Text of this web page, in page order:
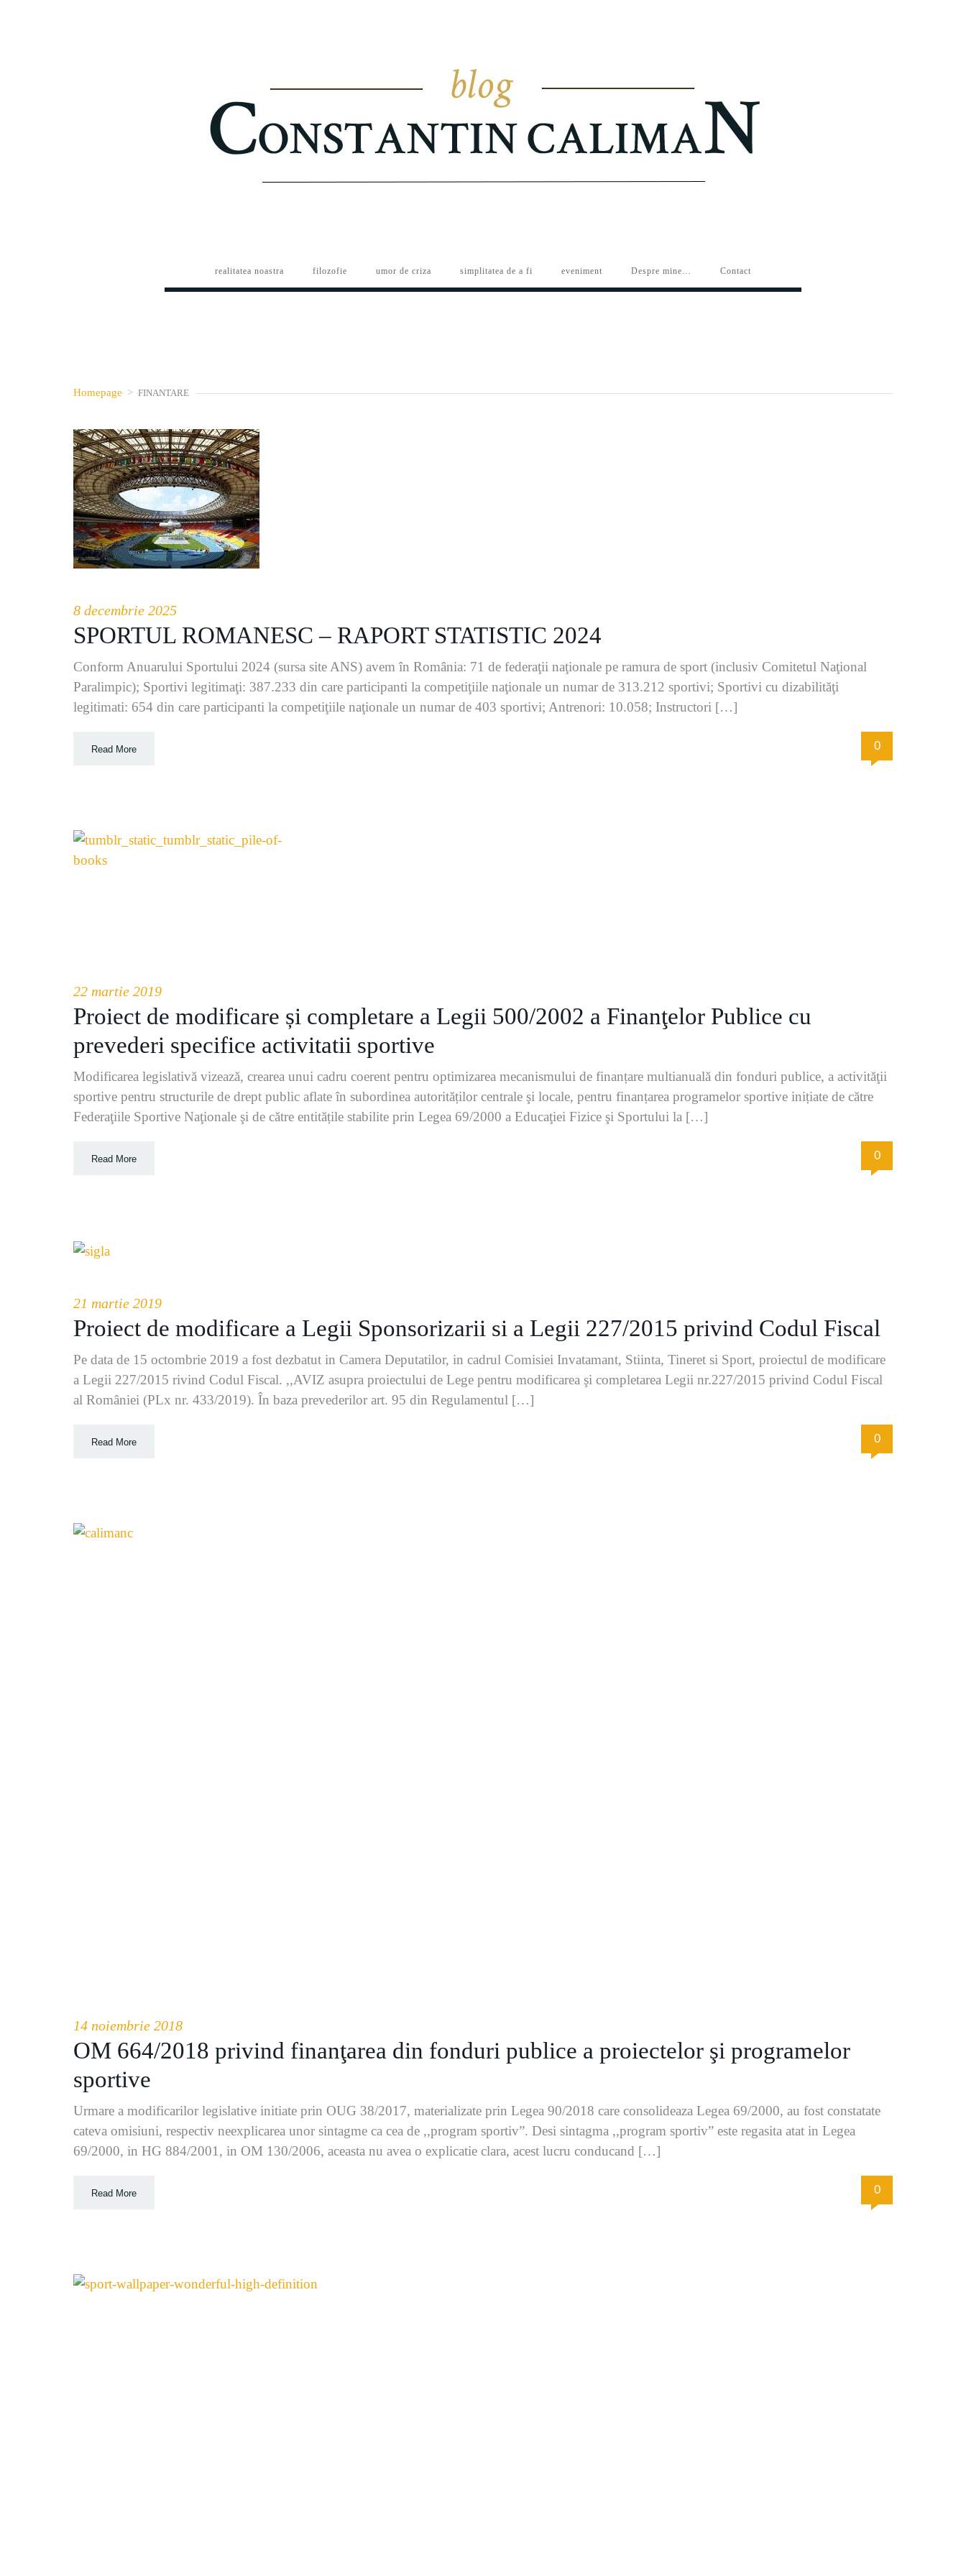
realitatea noastra filozofie umor de criza simplitatea de a fi eveniment Despre mine… Contact
Homepage > FINANTARE
8 decembrie 2025
SPORTUL ROMANESC – RAPORT STATISTIC 2024
Conform Anuarului Sportului 2024 (sursa site ANS) avem în România: 71 de federaţii naţionale pe ramura de sport (inclusiv Comitetul Naţional
Paralimpic); Sportivi legitimaţi: 387.233 din care participanti la competiţiile naţionale un numar de 313.212 sportivi; Sportivi cu dizabilităţi
legitimati: 654 din care participanti la competiţiile naţionale un numar de 403 sportivi; Antrenori: 10.058; Instructori […]
Read More 0
22 martie 2019
Proiect de modificare și completare a Legii 500/2002 a Finanţelor Publice cu
prevederi specifice activitatii sportive
Modificarea legislativă vizează, crearea unui cadru coerent pentru optimizarea mecanismului de finanțare multianuală din fonduri publice, a activităţii
sportive pentru structurile de drept public aflate în subordinea autorităților centrale şi locale, pentru finanțarea programelor sportive inițiate de către
Federaţiile Sportive Naţionale şi de către entitățile stabilite prin Legea 69/2000 a Educaţiei Fizice şi Sportului la […]
Read More 0
21 martie 2019
Proiect de modificare a Legii Sponsorizarii si a Legii 227/2015 privind Codul Fiscal
Pe data de 15 octombrie 2019 a fost dezbatut in Camera Deputatilor, in cadrul Comisiei Invatamant, Stiinta, Tineret si Sport, proiectul de modificare
a Legii 227/2015 rivind Codul Fiscal. ,,AVIZ asupra proiectului de Lege pentru modificarea şi completarea Legii nr.227/2015 privind Codul Fiscal
al României (PLx nr. 433/2019). În baza prevederilor art. 95 din Regulamentul […]
Read More 0
14 noiembrie 2018
OM 664/2018 privind finanţarea din fonduri publice a proiectelor şi programelor
sportive
Urmare a modificarilor legislative initiate prin OUG 38/2017, materializate prin Legea 90/2018 care consolideaza Legea 69/2000, au fost constatate
cateva omisiuni, respectiv neexplicarea unor sintagme ca cea de ,,program sportiv”. Desi sintagma ,,program sportiv” este regasita atat in Legea
69/2000, in HG 884/2001, in OM 130/2006, aceasta nu avea o explicatie clara, acest lucru conducand […]
Read More 0